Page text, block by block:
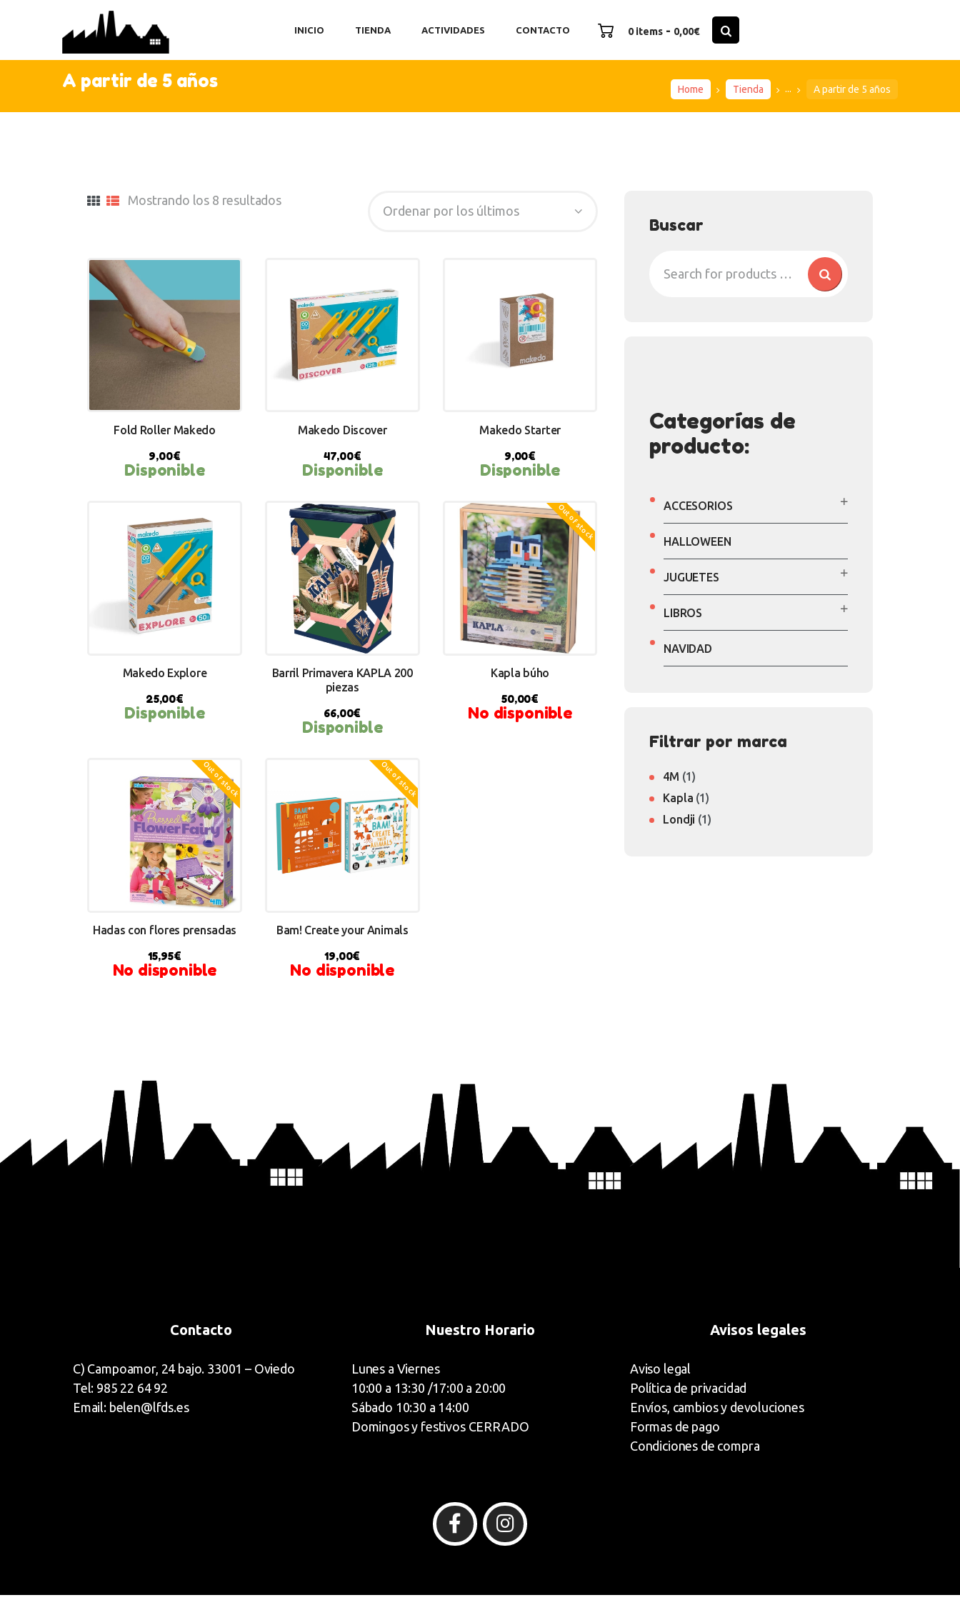
INICIO TIENDA ACTIVIDADES CONTACTO 0 items - 0,00€
A partir de 5 años Home Tienda ... A partir de 5 años
TIENDA
ACTIVIDADES
Mostrando los 8 resultados
Fold Roller Makedo
9,00€
Disponible
Makedo Discover
47,00€
Disponible
Makedo Starter
9,00€
Disponible
BUY NOW
Makedo Explore
25,00€
Disponible
BUY NOW
Barril Primavera KAPLA 200
piezas
66,00€
Disponible
Out of stock
Kapla búho
50,00€
No disponible
Out of stock
Hadas con flores prensadas
15,95€
No disponible
Out of stock
Bam! Create your Animals
19,00€
No disponible
Buscar
Categorías de
producto:
ACCESORIOS
HALLOWEEN
JUGUETES
LIBROS
NAVIDAD
Filtrar por marca
4M (1)
Kapla (1)
Londji (1)
Contacto
C) Campoamor, 24 bajo. 33001 – Oviedo
Tel: 985 22 64 92
Email: belen@lfds.es
Nuestro Horario
Lunes a Viernes
10:00 a 13:30 /17:00 a 20:00
Sábado 10:30 a 14:00
Domingos y festivos CERRADO
Avisos legales
Aviso legal
Política de privacidad
Envíos, cambios y devoluciones
Formas de pago
Condiciones de compra